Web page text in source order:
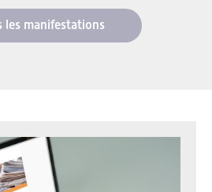
les manifestations